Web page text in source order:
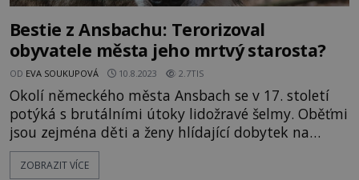
Bestie z Ansbachu: Terorizoval
obyvatele města jeho mrtvý starosta?
OD EVA SOUKUPOVÁ 10.8.2023 2.7TIS
Okolí německého města Ansbach se v 17. století
potýká s brutálními útoky lidožravé šelmy. Oběťmi
jsou zejména děti a ženy hlídající dobytek na
tamních pastvinách. Měšťané brzy dospějí k
závěru, že útočníkem je mrtvý starosta, který se
ZOBRAZIT VÍCE